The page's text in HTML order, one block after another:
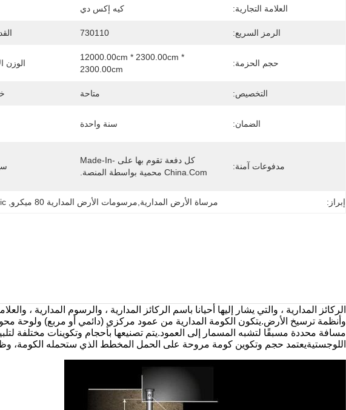
العلامة التجارية: كيه إكس دي
الرمز السريع: 730110
حجم الحزمة:
12000.00cm * 2300.00cm *
2300.00cm
الوزن
التخصيص: متاحة
الضمان: سنة واحدة
مدفوعات آمنة:
كل دفعة تقوم بها على Made-In-
China.com محمية بواسطة المنصة.
إبراز: مرساة الأرض المدارية,مرسومات الأرض المدارية 80 ميكرو ,
الركائز المدارية ، والتي يشار إليها أحيانا باسم الركائز المدارية ، والرسوم المدارية ،
وأنظمة ترسيخ الأرض.يتكون الكومة المدارية من عمود مركزي (دائمي أو مربع) ولوحة
مسافة محددة مسبقًا لتشبه المسمار إلى العمود.يتم تصنيعها بأحجام وتكوينات مختلفة
اللوجستيةيعتمد حجم وتكوين كومة مروحة على الحمل المخطط الذي ستحمله الكومة،